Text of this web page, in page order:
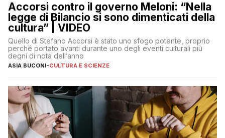
Accorsi contro il governo Meloni: “Nella
legge di Bilancio si sono dimenticati della
cultura” | VIDEO
Quello di Stefano Accorsi è stato uno sfogo potente, proprio
perché portato avanti durante uno degli eventi culturali più
degni di nota dell’anno
ASIA BUCONI-CULTURA E SCIENZE